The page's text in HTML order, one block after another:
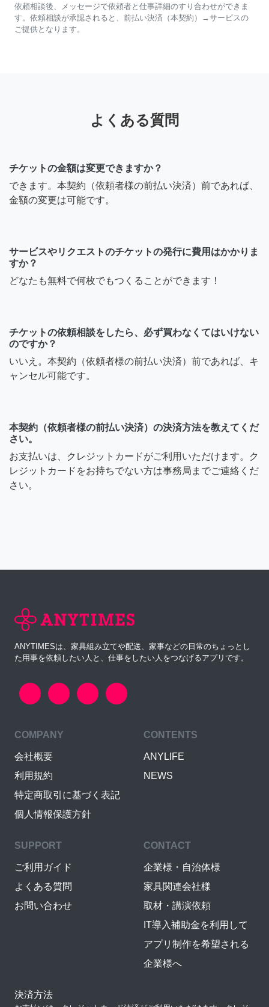
依頼相談後、メッセージで依頼者と仕事詳細のすり合わせができま
す。依頼相談が承認されると、前払い決済（本契約）→サービスの
ご提供となります。
よくある質問
チケットの金額は変更できますか？
できます。本契約（依頼者様の前払い決済）前であれば、
金額の変更は可能です。
サービスやリクエストのチケットの発行に費用はかかりま
すか？
どなたも無料で何枚でもつくることができます！
チケットの依頼相談をしたら、必ず買わなくてはいけない
のですか？
いいえ。本契約（依頼者様の前払い決済）前であれば、キ
ャンセル可能です。
本契約（依頼者様の前払い決済）の決済方法を教えてくだ
さい。
お支払いは、クレジットカードがご利用いただけます。ク
レジットカードをお持ちでない方は事務局までご連絡くだ
さい。
ANYTIMESは、家具組み立てや配送、家事などの日常のちょっとし
た用事を依頼したい人と、仕事をしたい人をつなげるアプリです。
COMPANY
会社概要
利用規約
特定商取引に基づく表記
個人情報保護方針
CONTENTS
ANYLIFE
NEWS
SUPPORT
ご利用ガイド
よくある質問
お問い合わせ
CONTACT
企業様・自治体様
家具関連会社様
取材・講演依頼
IT導入補助金を利用して
アプリ制作を希望される
企業様へ
決済方法